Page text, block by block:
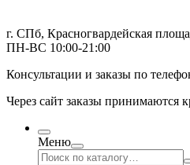
г. СПб, Красногвардейская
ПН-ВС 10:00-21:00
Консультации и заказы по
Через сайт заказы принимаются
Меню